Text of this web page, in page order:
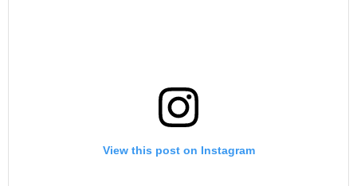
View this post on Instagram